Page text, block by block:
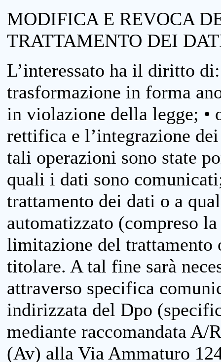
MODIFICA E REVOCA
TRATTAMENTO DEI
L’interessato ha il diritto
trasformazione in forma
in violazione della legge; •
rettifica e l’integrazione
tali operazioni sono state
quali i dati sono
trattamento dei dati o a
automatizzato (compreso
limitazione del trattamento
titolare. A tal fine sarà
attraverso specifica
indirizzata del Dpo
mediante raccomandata
(Av) alla Via Ammaturo